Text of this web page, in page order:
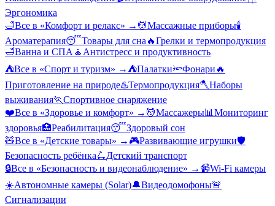
Эргономика
🛁Все в «Комфорт и релакс» → 💆Массажные приборы🕯️
Ароматерапия😴Товары для сна 🔥Грелки и термопродукция
🛁Ванна и СПА 🧘 Антистресс и продуктивность
⛺Все в «Спорт и туризм» → ⛺Палатки🔦Фонари 🔥
Приготовление на природе♨️Термопродукция🪓Наборы
выживания🏃Спортивное снаряжение
❤️Все в «Здоровье и комфорт» → 💆Массажеры📊 Мониторинг
здоровья🏥Реабилитация😴Здоровый сон
🧸Все в «Детские товары» → 🎮Развивающие игрушки🛡️
Безопасность ребёнка🛴Детский транспорт
🔒Все в «Безопасность и видеонаблюдение» → 📹Wi-Fi камеры
☀️Автономные камеры (Solar)🔔Видеодомофоны🚨
Сигнализации